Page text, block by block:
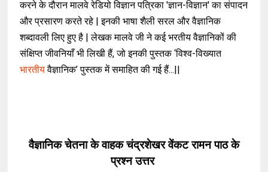
करने के दौरान मालवे रेडियो विज्ञान पत्रिका 'ज्ञान-विज्ञान' का संपादन
और प्रसारण करते रहे | इनकी भाषा शैली सरल और वैज्ञानिक
शब्दावली लिए हुए है | लेखक मालवे जी ने कई भरतीय वैज्ञानिकों की
संक्षिप्त जीवनियाँ भी लिखी हैं, जो इनकी पुस्तक ‘विश्व-विख्यात
भारतीयवैज्ञानिक’ पुस्तक में समाहित की गई हैं...||
वैज्ञानिक चेतना के वाहक चंद्रशेखर वेंकट रामन पाठ के
प्रश्न उत्तर